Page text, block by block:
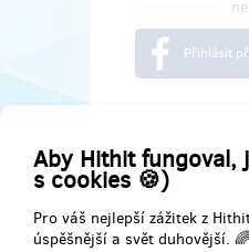
Aby Hithit fungoval,
s cookies 🍪)
Pro váš nejlepší zážitek z
úspěšnější a svět duhovější. 🌈
Přihlásit